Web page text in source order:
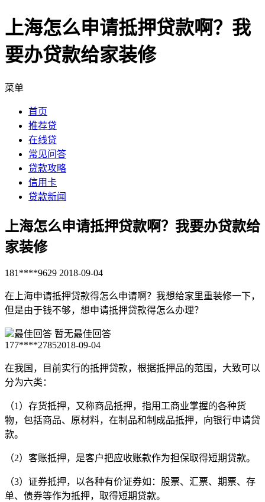
上海怎么申请抵押贷款啊？我
要办贷款给家装修
菜单
首页
推荐贷
在线贷
常见问答
贷款攻略
信用卡
贷款新闻
上海怎么申请抵押贷款啊？我要办贷款给
家装修
181****9629 2018-09-04
在上海申请抵押贷款得怎么申请啊？我想给家里重装修一下，
但是由于钱不够，想申请抵押贷款得怎么办理？
最佳回答 暂无最佳回答
177****27852018-09-04
在我国，目前实行的抵押贷款，根据抵押品的范围，大致可以
分为六类：
（1）存货抵押，又称商品抵押，指用工商业掌握的各种货
物，包括商品、原材料，在制品和制成品抵押，向银行申请贷
款。
（2）客账抵押，是客户把应收账款作为担保取得短期贷款。
（3）证券抵押，以各种有价证券如：股票、汇票、期票、存
单、债券等作为抵押，取得短期贷款。